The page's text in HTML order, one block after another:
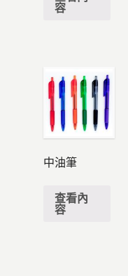
容
中油筆
查看內
容